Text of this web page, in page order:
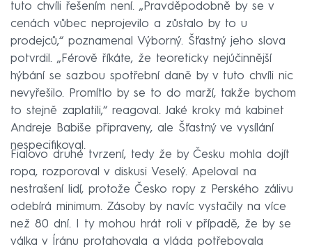
tuto chvíli řešením není. „Pravděpodobně by se v
cenách vůbec neprojevilo a zůstalo by to u
prodejců,“ poznamenal Výborný. Šťastný jeho slova
potvrdil. „Férově říkáte, že teoreticky nejúčinnější
hýbání se sazbou spotřební daně by v tuto chvíli nic
nevyřešilo. Promítlo by se to do marží, takže bychom
to stejně zaplatili,“ reagoval. Jaké kroky má kabinet
Andreje Babiše připraveny, ale Šťastný ve vysílání
nespecifikoval.
Fialovo druhé tvrzení, tedy že by Česku mohla dojít
ropa, rozporoval v diskusi Veselý. Apeloval na
nestrašení lidí, protože Česko ropy z Perského zálivu
odebírá minimum. Zásoby by navíc vystačily na více
než 80 dní. I ty mohou hrát roli v případě, že by se
válka v Íránu protahovala a vláda potřebovala